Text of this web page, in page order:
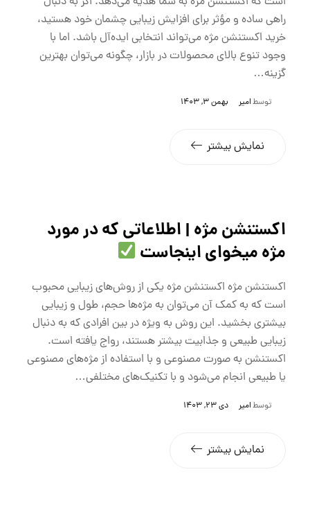
راهی ساده و مؤثر برای افزایش زیبایی چشمان خود هستید،
خرید اکستنشن مژه می‌تواند انتخابی ایده‌آل باشد. اما با
وجود تنوع بالای محصولات در بازار، چگونه می‌توان بهترین
گزینه…
توسطامیر بهمن 3, 1403
نمایش بیشتر
اکستنشن مژه | اطلاعاتی که در مورد
مژه میخوای اینجاست
اکستنشن مژه اکستنشن مژه یکی از روش‌های زیبایی محبوب
است که به کمک آن می‌توان به مژه‌ها حجم، طول و زیبایی
بیشتری بخشید. این روش به ویژه در بین افرادی که به دنبال
زیبایی طبیعی و جذابیت بیشتر هستند، رواج یافته است.
اکستنشن به صورت مصنوعی و با استفاده از مژه‌های مصنوعی
یا طبیعی انجام می‌شود و با تکنیک‌های مختلفی…
توسطامیر دی 23, 1403
نمایش بیشتر